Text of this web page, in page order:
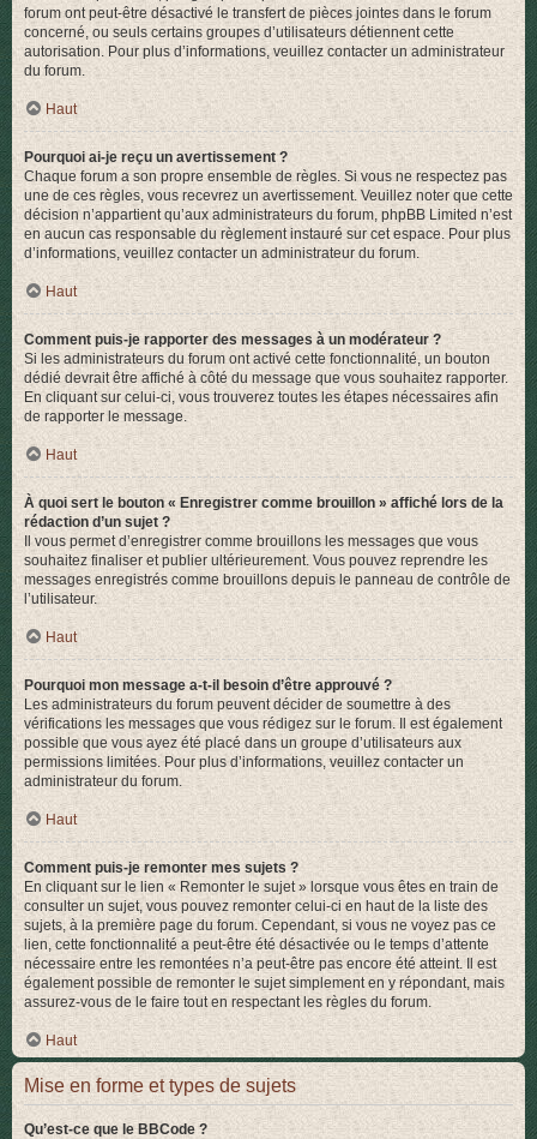
forum ont peut-être désactivé le transfert de pièces jointes dans le forum
concerné, ou seuls certains groupes d’utilisateurs détiennent cette
autorisation. Pour plus d’informations, veuillez contacter un administrateur
du forum.
Haut
Pourquoi ai-je reçu un avertissement ?
Chaque forum a son propre ensemble de règles. Si vous ne respectez pas
une de ces règles, vous recevrez un avertissement. Veuillez noter que cette
décision n’appartient qu’aux administrateurs du forum, phpBB Limited n’est
en aucun cas responsable du règlement instauré sur cet espace. Pour plus
d’informations, veuillez contacter un administrateur du forum.
Haut
Comment puis-je rapporter des messages à un modérateur ?
Si les administrateurs du forum ont activé cette fonctionnalité, un bouton
dédié devrait être affiché à côté du message que vous souhaitez rapporter.
En cliquant sur celui-ci, vous trouverez toutes les étapes nécessaires afin
de rapporter le message.
Haut
À quoi sert le bouton « Enregistrer comme brouillon » affiché lors de la
rédaction d’un sujet ?
Il vous permet d’enregistrer comme brouillons les messages que vous
souhaitez finaliser et publier ultérieurement. Vous pouvez reprendre les
messages enregistrés comme brouillons depuis le panneau de contrôle de
l’utilisateur.
Haut
Pourquoi mon message a-t-il besoin d’être approuvé ?
Les administrateurs du forum peuvent décider de soumettre à des
vérifications les messages que vous rédigez sur le forum. Il est également
possible que vous ayez été placé dans un groupe d’utilisateurs aux
permissions limitées. Pour plus d’informations, veuillez contacter un
administrateur du forum.
Haut
Comment puis-je remonter mes sujets ?
En cliquant sur le lien « Remonter le sujet » lorsque vous êtes en train de
consulter un sujet, vous pouvez remonter celui-ci en haut de la liste des
sujets, à la première page du forum. Cependant, si vous ne voyez pas ce
lien, cette fonctionnalité a peut-être été désactivée ou le temps d’attente
nécessaire entre les remontées n’a peut-être pas encore été atteint. Il est
également possible de remonter le sujet simplement en y répondant, mais
assurez-vous de le faire tout en respectant les règles du forum.
Haut
Mise en forme et types de sujets
Qu’est-ce que le BBCode ?